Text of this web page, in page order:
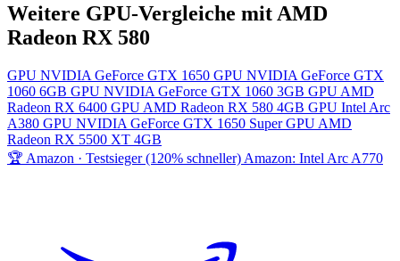
Weitere GPU-Vergleiche mit AMD
Radeon RX 580
GPU NVIDIA GeForce GTX 1650 GPU NVIDIA GeForce GTX
1060 6GB GPU NVIDIA GeForce GTX 1060 3GB GPU AMD
Radeon RX 6400 GPU AMD Radeon RX 580 4GB GPU Intel Arc
A380 GPU NVIDIA GeForce GTX 1650 Super GPU AMD
Radeon RX 5500 XT 4GB
🏆 Amazon · Testsieger (120% schneller) Amazon: Intel Arc A770